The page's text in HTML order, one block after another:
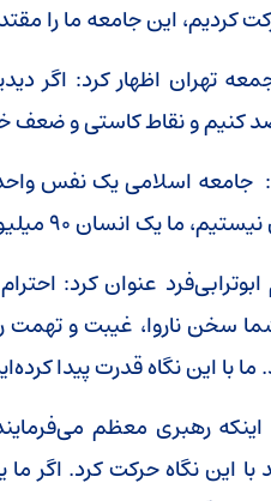
کردیم، این جامعه ما را
تهران اظهار کرد: اگر
کنیم و نقاط کاستی و ضعف
جامعه اسلامی یک نفس
عنوان کرد:
سخن ناروا، غیبت و
این نگاه قدرت پیدا
رهبری معظم
این نگاه حرکت کرد. اگر